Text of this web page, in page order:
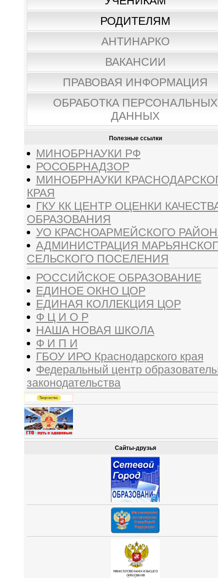
РОДИТЕЛЯМ
АНТИНАРКО
ВАКАНСИИ
ПРАВОВАЯ ИНФОРМАЦИЯ
ОБРАБОТКА ПЕРСОНАЛЬНЫХ
ДАННЫХ
Полезные ссылки
МИНОБРНАУКИ РФ
РОСОБРНАДЗОР
МИНОБРНАУКИ
КРАЯ
ГКУ КК ЦЕНТР ОЦЕНКИ
ОБРАЗОВАНИЯ
УО КРАСНОАРМЕЙСКОГО
АДМИНИСТРАЦИЯ
СЕЛЬСКОГО ПОСЕЛЕНИЯ
РОССИЙСКОЕ ОБРАЗОВАНИЕ
ЕДИНОЕ ОКНО ЦОР
ЕДИНАЯ КОЛЛЕКЦИЯ ЦОР
Ф Ц И О Р
НАША НОВАЯ ШКОЛА
Ф И П И
ГБОУ ИРО Краснодарского края
Федеральный центр
законодательства
Сайты-друзья